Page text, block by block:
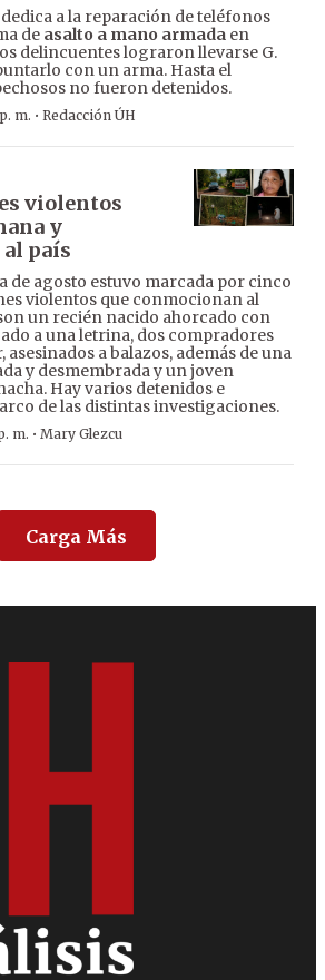
a la reparación de teléfonos
de asalto a mano armada en
delincuentes lograron llevarse G.
con un arma. Hasta el
no fueron detenidos.
m. · Redacción ÚH
violentos
y
país
de agosto estuvo marcada por cinco
violentos que conmocionan al
un recién nacido ahorcado con
a una letrina, dos compradores
asesinados a balazos, además de una
y desmembrada y un joven
Hay varios detenidos e
de las distintas investigaciones.
m. · Mary Glezcu
Carga Más